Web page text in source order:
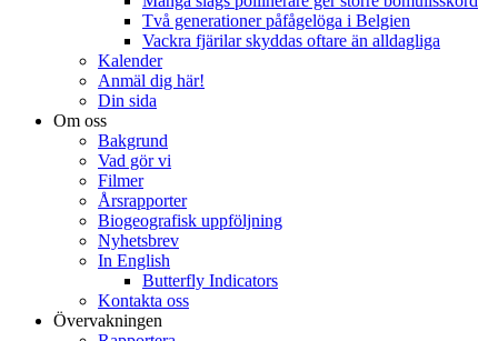
Två generationer påfågelöga i Belgien
Vackra fjärilar skyddas oftare än alldagliga
Kalender
Anmäl dig här!
Din sida
Om oss
Bakgrund
Vad gör vi
Filmer
Årsrapporter
Biogeografisk uppföljning
Nyhetsbrev
In English
Butterfly Indicators
Kontakta oss
Övervakningen